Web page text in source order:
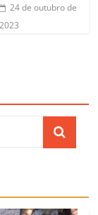
24 de outubro de
2023